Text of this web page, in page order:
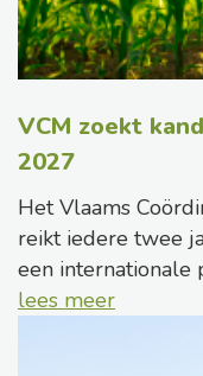
VCM zoekt
2027
Het Vlaams
reikt iedere twee
een internationale
lees meer